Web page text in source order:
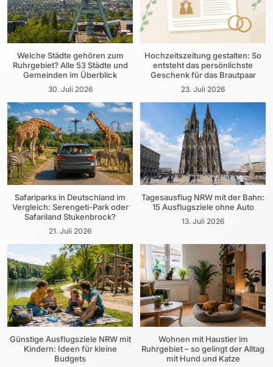
Welche Städte gehören zum
Ruhrgebiet? Alle 53 Städte und
Gemeinden im Überblick
30. Juli 2026
Hochzeitszeitung gestalten: So
entsteht das persönlichste
Geschenk für das Brautpaar
23. Juli 2026
Safariparks in Deutschland im
Vergleich: Serengeti-Park oder
Safariland Stukenbrock?
21. Juli 2026
Tagesausflug NRW mit der Bahn:
15 Ausflugsziele ohne Auto
13. Juli 2026
Günstige Ausflugsziele NRW mit
Kindern: Ideen für kleine
Budgets
Wohnen mit Haustier im
Ruhrgebiet – so gelingt der Alltag
mit Hund und Katze